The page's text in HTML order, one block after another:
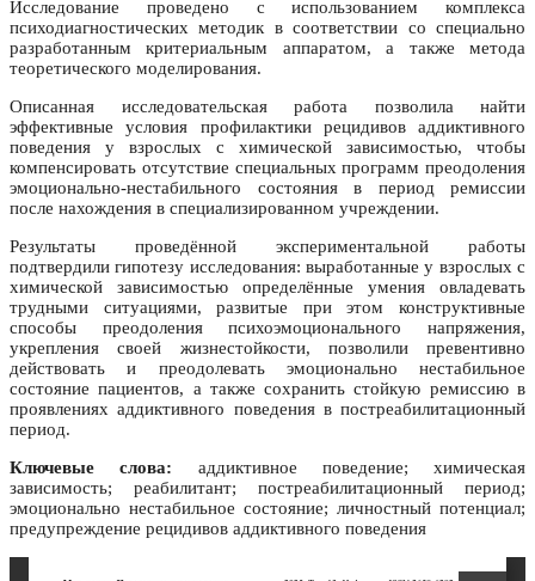
Исследование проведено с использованием комплекса
психодиагностических методик в соответствии со специально
разработанным критериальным аппаратом, а также метода
теоретического моделирования.
Описанная исследовательская работа позволила найти
эффективные условия профилактики рецидивов аддиктивного
поведения у взрослых с химической зависимостью, чтобы
компенсировать отсутствие специальных программ преодоления
эмоционально-нестабильного состояния в период ремиссии
после нахождения в специализированном учреждении.
Результаты проведённой экспериментальной работы
подтвердили гипотезу исследования: выработанные у взрослых с
химической зависимостью определённые умения овладевать
трудными ситуациями, развитые при этом конструктивные
способы преодоления психоэмоционального напряжения,
укрепления своей жизнестойкости, позволили превентивно
действовать и преодолевать эмоционально нестабильное
состояние пациентов, а также сохранить стойкую ремиссию в
проявлениях аддиктивного поведения в постреабилитационный
период.
Ключевые слова: аддиктивное поведение; химическая
зависимость; реабилитант; постреабилитационный период;
эмоционально нестабильное состояние; личностный потенциал;
предупреждение рецидивов аддиктивного поведения